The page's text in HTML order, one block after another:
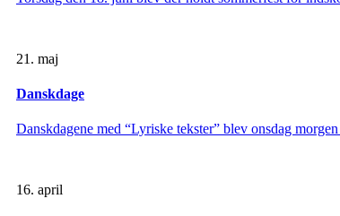
21. maj
Danskdage
Danskdagene med “Lyriske tekster” blev onsdag
16. april